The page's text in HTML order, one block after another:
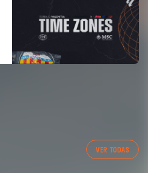
VER TODAS